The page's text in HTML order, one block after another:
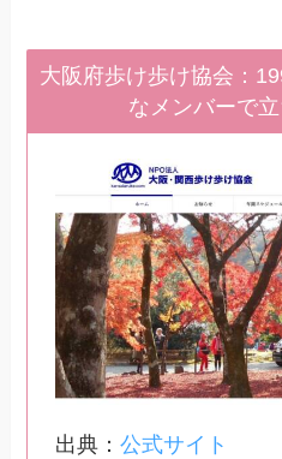
大阪府歩け歩け協会：
なメンバーで
出典： 公式サイト